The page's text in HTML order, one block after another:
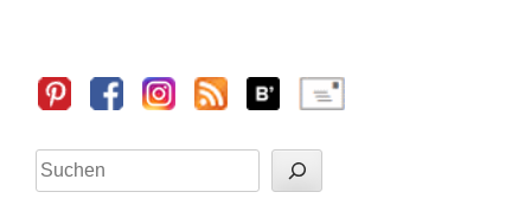
Sidebar
Suchen